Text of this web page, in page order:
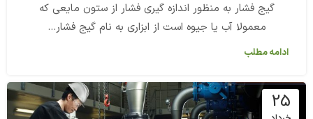
گیج فشار به منظور اندازه گیری فشار از ستون مایعی که
معمولا آب یا جیوه است از ابزاری به نام گیج فشار...
ادامه مطلب
25